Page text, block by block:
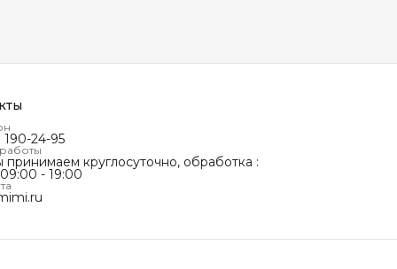
190-24-95
принимаем круглосуточно, обработка :
- 19:00